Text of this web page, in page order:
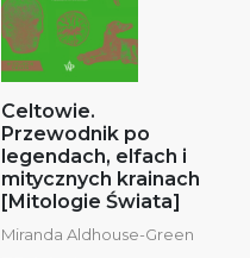
Celtowie.
Przewodnik po
legendach, elfach i
mitycznych krainach
[Mitologie Świata]
Miranda Aldhouse-Green